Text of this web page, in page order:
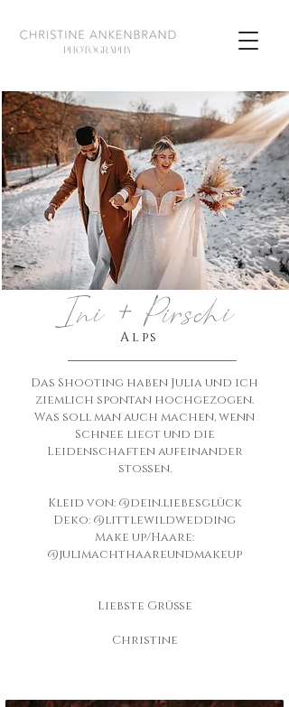
PHOTOGRAPHY
Ini + Pirschi
Alps
Das Shooting haben Julia und ich
ziemlich spontan hochgezogen.
Was soll man auch machen, wenn
Schnee liegt und die
Leidenschaften aufeinander
stoßen.
Kleid von: @dein.liebesglück
Deko: @littlewildwedding
Make up/Haare:
@julimachthaareundmakeup
Liebste Grüße
Christine